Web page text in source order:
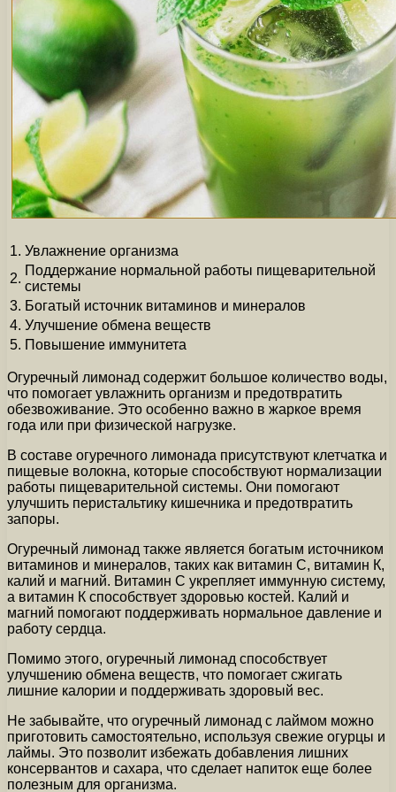
1. Увлажнение организма
2.
Поддержание нормальной работы пищеварительной
системы
3. Богатый источник витаминов и минералов
4. Улучшение обмена веществ
5. Повышение иммунитета
Огуречный лимонад содержит большое количество воды,
что помогает увлажнить организм и предотвратить
обезвоживание. Это особенно важно в жаркое время
года или при физической нагрузке.
В составе огуречного лимонада присутствуют клетчатка и
пищевые волокна, которые способствуют нормализации
работы пищеварительной системы. Они помогают
улучшить перистальтику кишечника и предотвратить
запоры.
Огуречный лимонад также является богатым источником
витаминов и минералов, таких как витамин С, витамин К,
калий и магний. Витамин С укрепляет иммунную систему,
а витамин К способствует здоровью костей. Калий и
магний помогают поддерживать нормальное давление и
работу сердца.
Помимо этого, огуречный лимонад способствует
улучшению обмена веществ, что помогает сжигать
лишние калории и поддерживать здоровый вес.
Не забывайте, что огуречный лимонад с лаймом можно
приготовить самостоятельно, используя свежие огурцы и
лаймы. Это позволит избежать добавления лишних
консервантов и сахара, что сделает напиток еще более
полезным для организма.